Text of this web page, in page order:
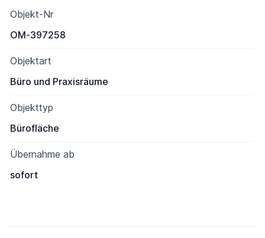
Objekt-Nr
OM-397258
Objektart
Büro und Praxisräume
Objekttyp
Bürofläche
Übernahme ab
sofort